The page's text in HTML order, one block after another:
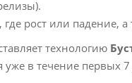
рост или падение,
технологию
уже в течение первых